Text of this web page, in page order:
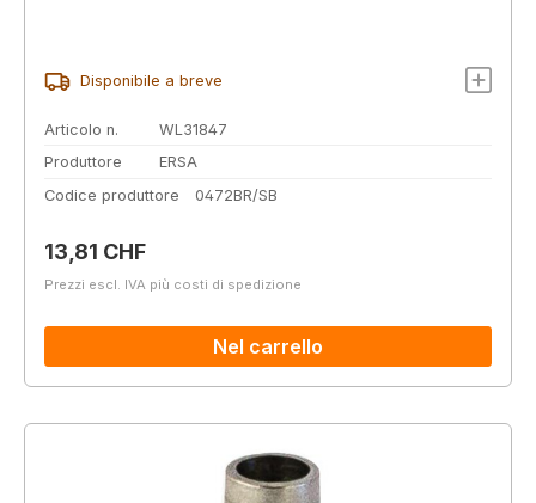
Disponibile a breve
Articolo n.
WL31847
Produttore
ERSA
Codice produttore
0472BR/SB
Prezzo normale:
13,81 CHF
Prezzi escl. IVA più costi di spedizione
Nel carrello